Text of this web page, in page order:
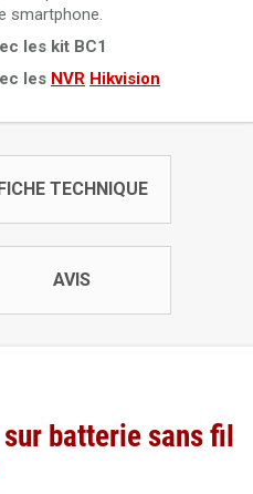
smartphone.
les kit BC1
les NVR Hikvision
TECHNIQUE
AVIS
batterie sans fil